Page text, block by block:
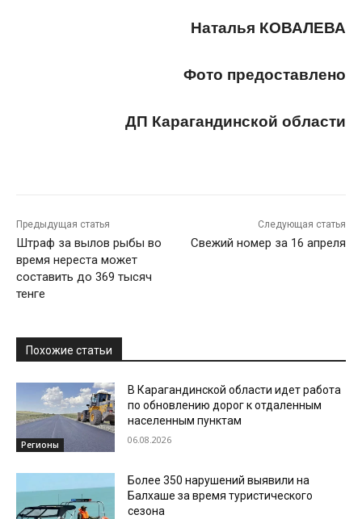
Наталья КОВАЛЕВА
Фото предоставлено
ДП Карагандинской области
Предыдущая статья
Штраф за вылов рыбы во
время нереста может
составить до 369 тысяч
тенге
Следующая статья
Свежий номер за 16 апреля
Похожие статьи
Регионы
В Карагандинской области идет работа
по обновлению дорог к отдаленным
населенным пунктам
06.08.2026
Более 350 нарушений выявили на
Балхаше за время туристического
сезона